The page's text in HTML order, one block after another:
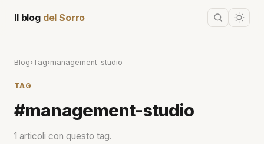
Il blog del Sorro
Blog›Tag›management-studio
TAG
#management-studio
1 articoli con questo tag.